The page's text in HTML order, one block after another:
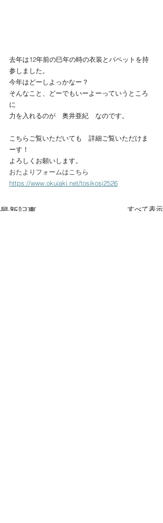
去年は12年前の巳年の時の衣装とパペットを持
参しました。
今年はどーしよっかなー？
そんなこと、どーでもいーよーっていうところ
に
力を入れるのが　奥井亜紀　なのです。
こちらご覧いただいても　詳細ご覧いただけま
ーす！
よろしくお願いします。
おたよりフォームはこちら
https://www.okuiaki.net/tosikosi2526
最新記事 すべて表示